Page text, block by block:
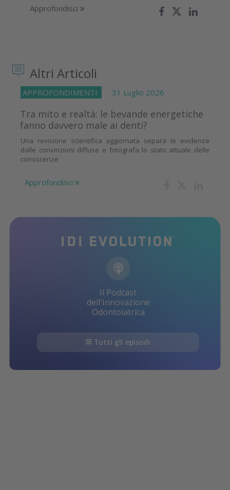
Approfondisci
Altri Articoli
APPROFONDIMENTI 31 Luglio 2026
Tra mito e realtà: le bevande energetiche
fanno davvero male ai denti?
Una revisione scientifica aggiornata separa le evidenze
dalle convinzioni diffuse e fotografa lo stato attuale delle
conoscenze
Approfondisci
Il Podcast
dell'Innovazione
Odontoiatrica
Tutti gli episodi